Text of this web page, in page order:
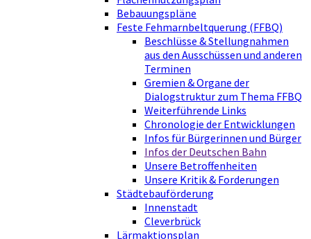
Bebauungspläne
Feste Fehmarnbeltquerung (FFBQ)
Beschlüsse & Stellungnahmen
aus den Ausschüssen und anderen
Terminen
Gremien & Organe der
Dialogstruktur zum Thema FFBQ
Weiterführende Links
Chronologie der Entwicklungen
Infos für Bürgerinnen und Bürger
Infos der Deutschen Bahn
Unsere Betroffenheiten
Unsere Kritik & Forderungen
Städtebauförderung
Innenstadt
Cleverbrück
Lärmaktionsplan